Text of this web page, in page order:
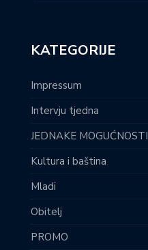
KATEGORIJE
Impressum
Intervju tjedna
JEDNAKE MOGUĆNOSTI
Kultura i baština
Mladi
Obitelj
PROMO